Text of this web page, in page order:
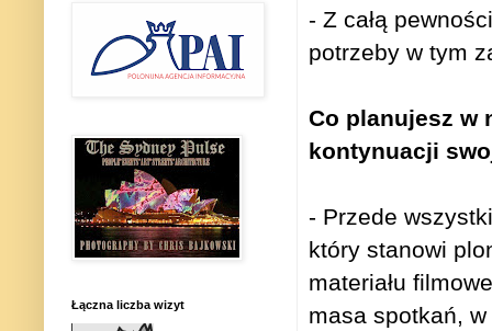
- Z całą
potrzeby w tym
Co planujesz w
kontynuacji
- Przede
który stanowi
materiału
masa spotkań,
Łączna liczba wizyt